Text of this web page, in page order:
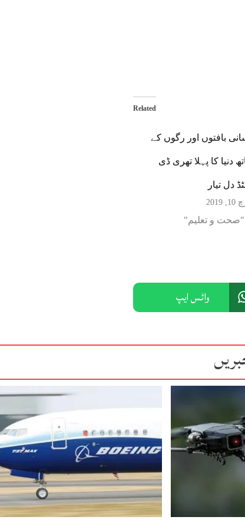
Related
بافتوں اور رگوں کے
دنیا کا پہلا تھری ڈی
دل تیار
2019
واٹس ایپ